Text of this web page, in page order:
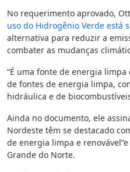
No requerimento aprovado,
uso do Hidrogênio Verde está
alternativa para reduzir a
combater as mudanças
“É uma fonte de energia
de fontes de energia limpa,
hidráulica e de
Ainda no documento, ele
Nordeste têm se destacado
de energia limpa e
Grande do Norte.